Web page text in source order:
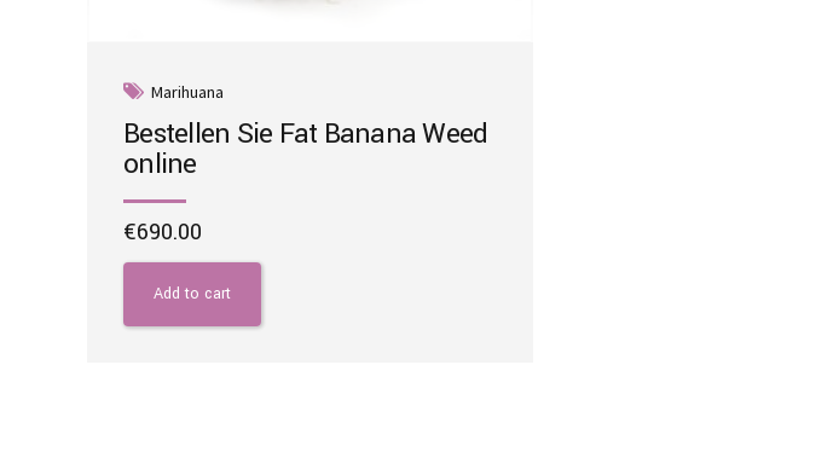
Marihuana
Bestellen Sie Fat Banana Weed
online
€690.00
Add to cart